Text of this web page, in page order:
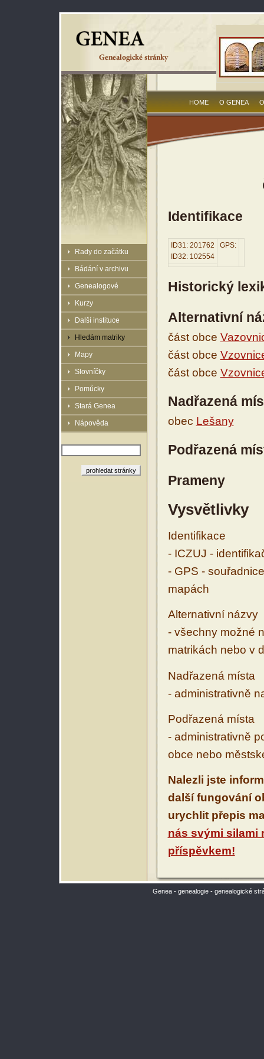
Rady do začátku
Bádání v archivu
Genealogové
Kurzy
Další instituce
Hledám matriky
Mapy
Slovníčky
Pomůcky
Stará Genea
Nápověda
HOME O GENEA
Identifikace
ID31: 201762
ID32: 102554
GPS:
Historický
Alternativní
část obce
část obce
část obce
Nadřazená
obec Lešany
Podřazená
Prameny
Vysvětlivky
Identifikace
- ICZUJ -
- GPS -
mapách
Alternativní názvy
- všechny možné
matrikách nebo v
Nadřazená místa
- administrativně
Podřazená místa
- administrativně
obce nebo
Nalezli jste
další fungování
urychlit přepis
nás svými silami
příspěvkem!
Genea - genealogie - genealogické